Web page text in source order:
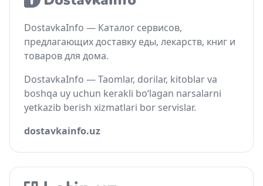
DostavkaInfo — Каталог сервисов,
предлагающих доставку еды, лекарств, книг и
товаров для дома.
DostavkaInfo — Taomlar, dorilar, kitoblar va
boshqa uy uchun kerakli bo‘lagan narsalarni
yetkazib berish xizmatlari bor servislar.
dostavkainfo.uz